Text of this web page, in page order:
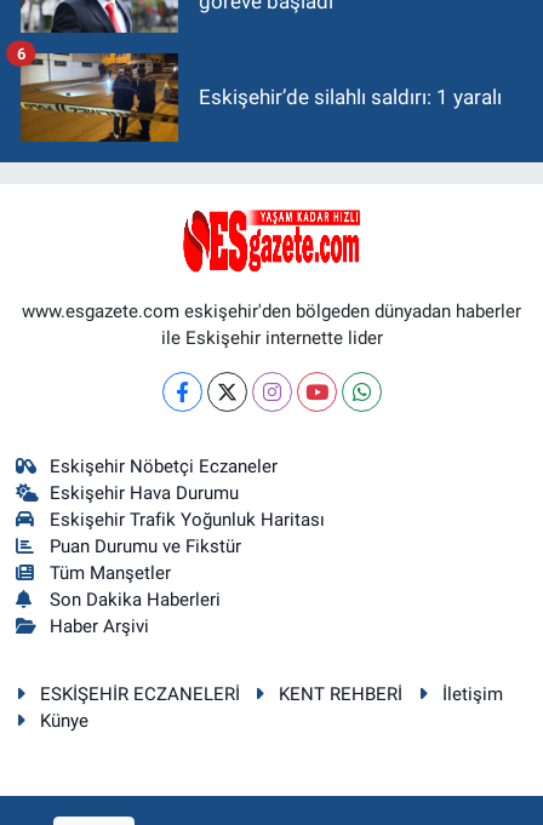
Eskişehir’de silahlı saldırı: 1 yaralı
6
www.esgazete.com eskişehir'den bölgeden dünyadan haberler
ile Eskişehir internette lider
Eskişehir Nöbetçi Eczaneler
Eskişehir Hava Durumu
Eskişehir Trafik Yoğunluk Haritası
Puan Durumu ve Fikstür
Tüm Manşetler
Son Dakika Haberleri
Haber Arşivi
ESKİŞEHİR ECZANELERİ KENT REHBERİ
İletişim
Künye